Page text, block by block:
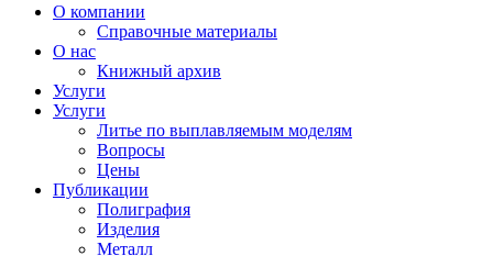
О компании
Справочные материалы
О нас
Книжный архив
Услуги
Услуги
Литье по выплавляемым моделям
Вопросы
Цены
Публикации
Полиграфия
Изделия
Металл